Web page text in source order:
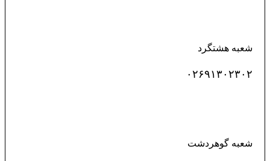
شعبه هشتگرد
۰۲۶۹۱۳۰۲۳۰۲
شعبه گوهردشت